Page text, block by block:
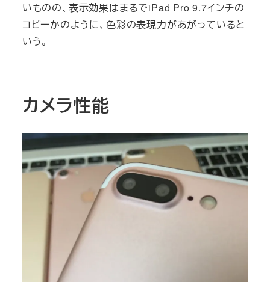
いものの、表示効果はまるでiPad Pro 9.7インチの
コピーかのように、色彩の表現力があがっていると
いう。
カメラ性能